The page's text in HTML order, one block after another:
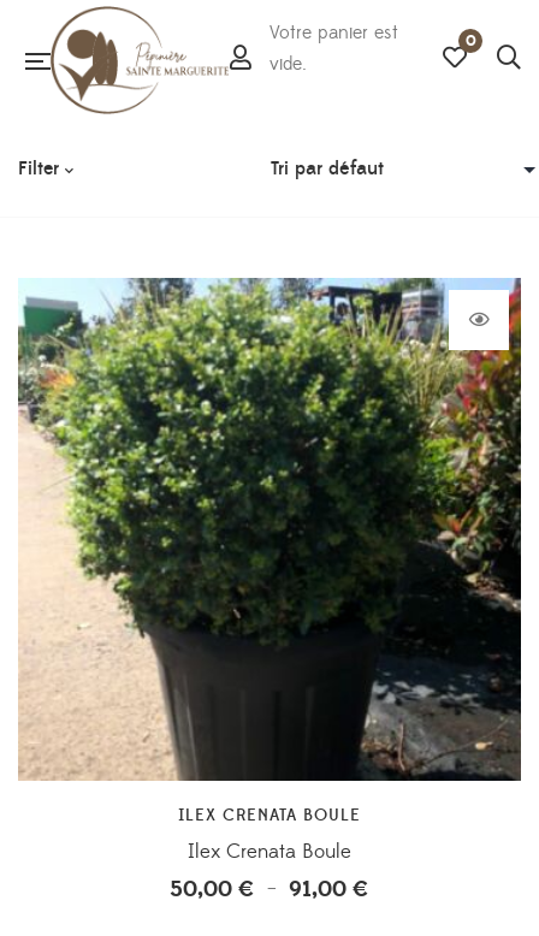
Votre panier est
vide.
0
Filter
ILEX CRENATA BOULE
Ilex Crenata Boule
50,00 € – 91,00 €